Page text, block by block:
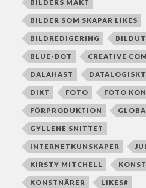
BILDERS MAKT
BILDER SOM SKAPAR LIKES
BILDREDIGERING
BLUE-BOT CREATIVE
DALAHÄST
DIKT FOTO FOTO
FÖRPRODUKTION
GYLLENE SNITTET
INTERNETKUNSKAPER
KIRSTY MITCHELL KONST
KONSTNÄRER LIKES#